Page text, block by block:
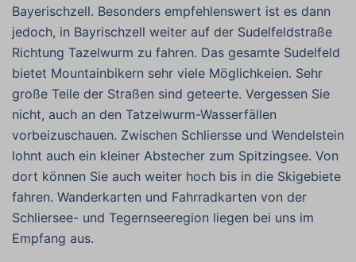
Bayerischzell. Besonders empfehlenswert ist es dann
jedoch, in Bayrischzell weiter auf der Sudelfeldstraße
Richtung Tazelwurm zu fahren. Das gesamte Sudelfeld
bietet Mountainbikern sehr viele Möglichkeien. Sehr
große Teile der Straßen sind geteerte. Vergessen Sie
nicht, auch an den Tatzelwurm-Wasserfällen
vorbeizuschauen. Zwischen Schliersse und Wendelstein
lohnt auch ein kleiner Abstecher zum Spitzingsee. Von
dort können Sie auch weiter hoch bis in die Skigebiete
fahren. Wanderkarten und Fahrradkarten von der
Schliersee- und Tegernseeregion liegen bei uns im
Empfang aus.